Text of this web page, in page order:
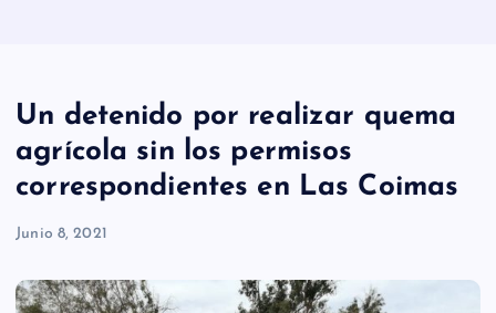
Un detenido por realizar quema
agrícola sin los permisos
correspondientes en Las Coimas
Junio 8, 2021